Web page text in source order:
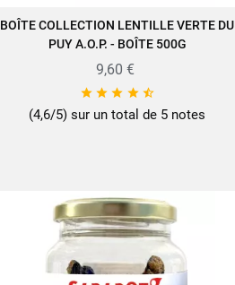
AJOUTER AU PANIER
BOÎTE COLLECTION LENTILLE VERTE DU
PUY A.O.P. - BOÎTE 500G
9,60 €
    
(4,6/5) sur un total de 5 notes